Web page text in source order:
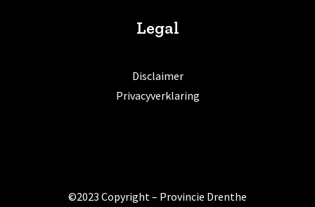
Legal
Disclaimer
Privacyverklaring
©2023 Copyright – Provincie Drenthe